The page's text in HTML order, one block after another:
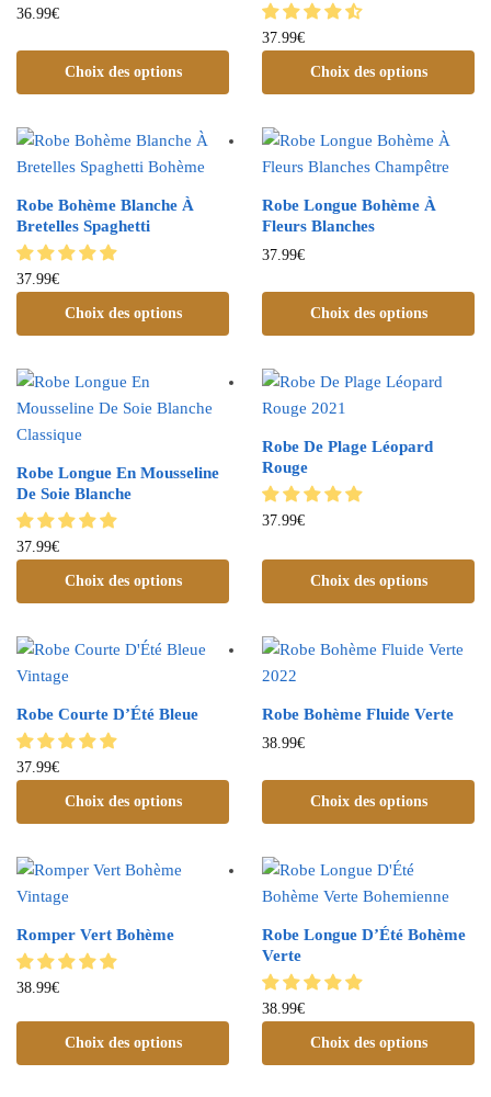
36.99€
Choix des options
37.99€
Choix des options
Robe Bohème Blanche À
Bretelles Spaghetti
37.99€
Choix des options
Robe Longue Bohème À
Fleurs Blanches
37.99€
Choix des options
Robe Longue En Mousseline
De Soie Blanche
37.99€
Choix des options
Robe De Plage Léopard
Rouge
37.99€
Choix des options
Robe Courte D’Été Bleue
37.99€
Choix des options
Robe Bohème Fluide Verte
38.99€
Choix des options
Romper Vert Bohème
38.99€
Choix des options
Robe Longue D’Été Bohème
Verte
38.99€
Choix des options